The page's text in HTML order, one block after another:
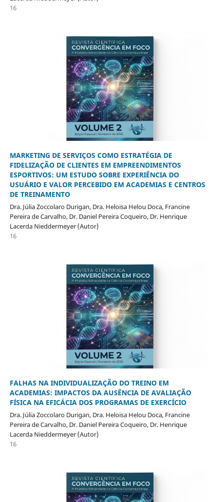
16
MARKETING DE SERVIÇOS COMO ESTRATÉGIA DE
FIDELIZAÇÃO DE CLIENTES EM EMPREENDIMENTOS
ESPORTIVOS: UM ESTUDO SOBRE EXPERIÊNCIA DO
USUÁRIO E VALOR PERCEBIDO EM ACADEMIAS E CENTROS
DE TREINAMENTO
Dra. Júlia Zoccolaro Durigan, Dra. Heloisa Helou Doca, Francine
Pereira de Carvalho, Dr. Daniel Pereira Coqueiro, Dr. Henrique
Lacerda Nieddermeyer (Autor)
16
FALHAS NA INDIVIDUALIZAÇÃO DO TREINO EM
ACADEMIAS: IMPACTOS DA AUSÊNCIA DE AVALIAÇÃO
FÍSICA NA EFICÁCIA DOS PROGRAMAS DE EXERCÍCIO
Dra. Júlia Zoccolaro Durigan, Dra. Heloisa Helou Doca, Francine
Pereira de Carvalho, Dr. Daniel Pereira Coqueiro, Dr. Henrique
Lacerda Nieddermeyer (Autor)
16